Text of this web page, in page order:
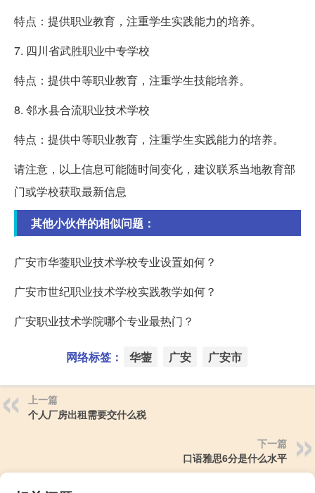
特点：提供职业教育，注重学生实践能力的培养。
7. 四川省武胜职业中专学校
特点：提供中等职业教育，注重学生技能培养。
8. 邻水县合流职业技术学校
特点：提供中等职业教育，注重学生实践能力的培养。
请注意，以上信息可能随时间变化，建议联系当地教育部
门或学校获取最新信息
其他小伙伴的相似问题：
广安市华蓥职业技术学校专业设置如何？
广安市世纪职业技术学校实践教学如何？
广安职业技术学院哪个专业最热门？
网络标签： 华蓥 广安 广安市
上一篇
个人厂房出租需要交什么税
下一篇
口语雅思6分是什么水平